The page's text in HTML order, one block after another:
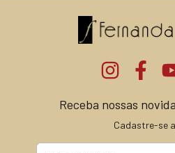
Receba nossas
Cadastre-se